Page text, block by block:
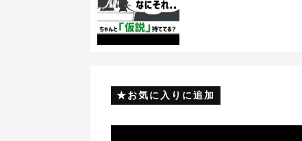
お気に入りに追加